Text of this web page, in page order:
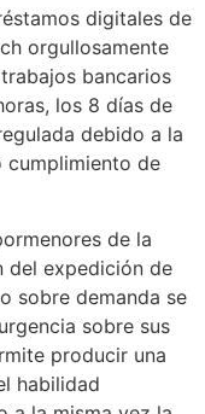
digitales de
orgullosamente
bancarios
los 8 días de
debido a la
cumplimiento de
de la
del expedición de
sobre demanda se
sobre sus
producir una
habilidad